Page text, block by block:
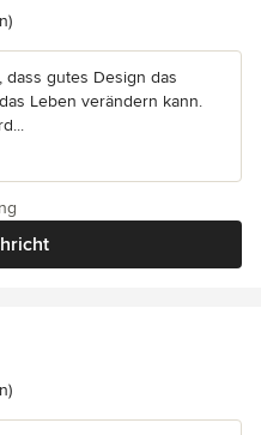
5 Sternen
gutes Design das
Leben verändern kann.
5 Sternen